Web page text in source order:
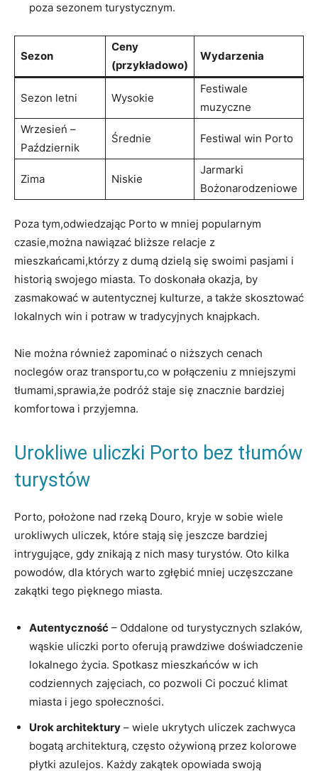
poza sezonem turystycznym.
Sezon
Ceny
(przykładowo)
Wydarzenia
Sezon letni Wysokie
Festiwale​
muzyczne
Wrzesień –
Październik
Średnie Festiwal win Porto
Zima Niskie
Jarmarki
Bożonarodzeniowe
Poza ‌tym,odwiedzając Porto w​ mniej popularnym⁤
czasie,można nawiązać bliższe relacje z
mieszkańcami,którzy z dumą dzielą się swoimi pasjami ​i
historią swojego miasta. ‌To doskonała ⁤okazja, by‌
zasmakować w ‌autentycznej kulturze, a także ‌skosztować
lokalnych win i potraw w tradycyjnych knajpkach.
Nie można również zapominać o niższych‌ cenach
noclegów oraz ‌transportu,co w połączeniu z mniejszymi
tłumami,sprawia,że podróż staje się znacznie bardziej⁢
komfortowa​ i przyjemna.
Urokliwe uliczki‌ Porto bez tłumów
turystów
Porto, położone nad rzeką Douro, kryje w sobie wiele
urokliwych uliczek, które stają​ się jeszcze bardziej
intrygujące, gdy znikają z nich ⁣masy turystów.‍ Oto kilka
powodów, dla⁣ których warto zgłębić mniej uczęszczane
zakątki tego pięknego miasta.
Autentyczność ‍– Oddalone od turystycznych szlaków,
wąskie uliczki porto oferują prawdziwe doświadczenie
lokalnego życia. Spotkasz mieszkańców w ich
codziennych zajęciach,‌ co⁤ pozwoli ​Ci poczuć klimat
miasta i jego społeczności.
Urok‌ architektury – wiele ukrytych uliczek zachwyca
bogatą ⁣architekturą,‍ często ożywioną przez kolorowe
płytki azulejos. Każdy zakątek opowiada swoją